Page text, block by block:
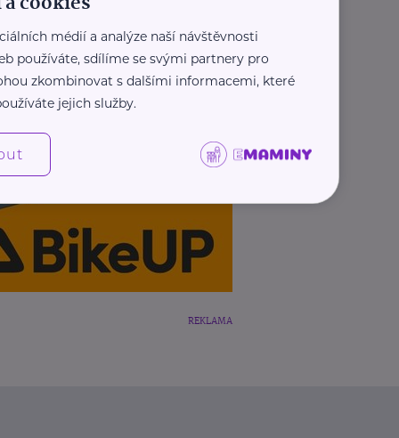
REKLAMA
médií a analýze naší návštěvnosti
používáte, sdílíme se svými partnery pro
zkombinovat s dalšími informacemi, které
jejich služby.